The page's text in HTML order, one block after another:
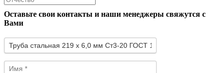
Оставьте свои контакты и наши менеджеры свяжутся с
Вами